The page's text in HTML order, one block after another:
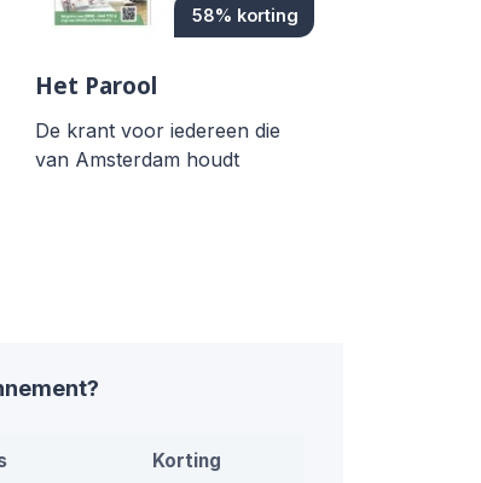
58% korting
Het Parool
De krant voor iedereen die
van Amsterdam houdt
Korting